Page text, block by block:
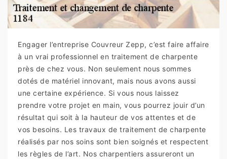
Engager l’entreprise Couvreur Zepp, c’est faire affaire
à un vrai professionnel en traitement de charpente
près de chez vous. Non seulement nous sommes
dotés de matériel innovant, mais nous avons aussi
une certaine expérience. Si vous nous laissez
prendre votre projet en main, vous pourrez jouir d’un
résultat qui soit à la hauteur de vos attentes et de
vos besoins. Les travaux de traitement de charpente
réalisés par nos soins sont bien soignés et respectent
les règles de l’art. Nos charpentiers assureront un